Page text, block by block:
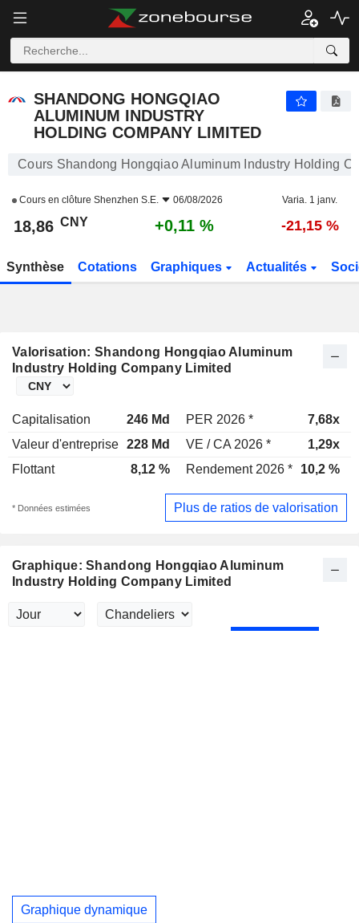
SHANDONG HONGQIAO
ALUMINUM INDUSTRY
HOLDING COMPANY LIMITED
Cours Shandong Hongqiao Aluminum Industry Holding
Cours en clôture Shenzhen S.E. 06/08/2026 Varia. 1 janv.
18,86 CNY +0,11 % -21,15 %
Synthèse Cotations Graphiques Actualités
Valorisation: Shandong Hongqiao Aluminum
Industry Holding Company Limited
Capitalisation 246 Md PER 2026 * 7,68x
Valeur d'entreprise 228 Md VE / CA 2026 * 1,29x
Flottant
8,12 % Rendement 2026 * 10,2 %
* Données estimées Plus de ratios de valorisation
Graphique: Shandong Hongqiao Aluminum
Industry Holding Company Limited
Graphique dynamique